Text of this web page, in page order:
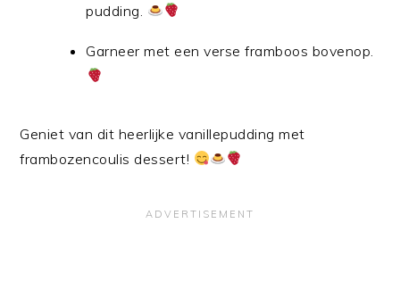
pudding.
Garneer met een verse framboos bovenop.
Geniet van dit heerlijke vanillepudding met
frambozencoulis dessert!